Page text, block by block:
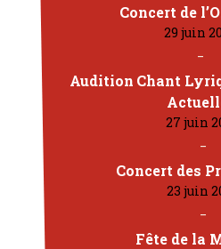
Concert de
29 juin
Audition Chant
27 juin
Concert des
23 juin
Fête de la